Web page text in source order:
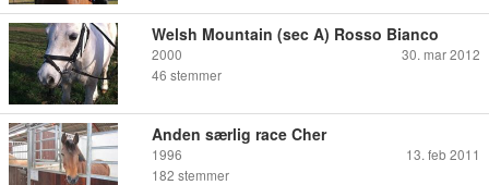
Welsh Mountain (sec A) Rosso Bianco
2000
30. mar 2012
46 stemmer
Anden særlig race Cher
1996
13. feb 2011
182 stemmer